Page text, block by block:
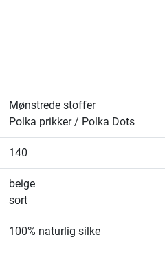
Mønstrede stoffer
Polka prikker / Polka Dots
140
beige
sort
100% naturlig silke